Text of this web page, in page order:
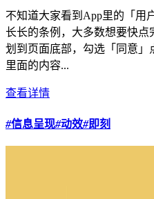
不知道大家看到App里的「用
长长的条例，大多数想要快
划到页面底部，勾选「同意
里面的内容...
查看详情
#信息呈现#动效#即刻